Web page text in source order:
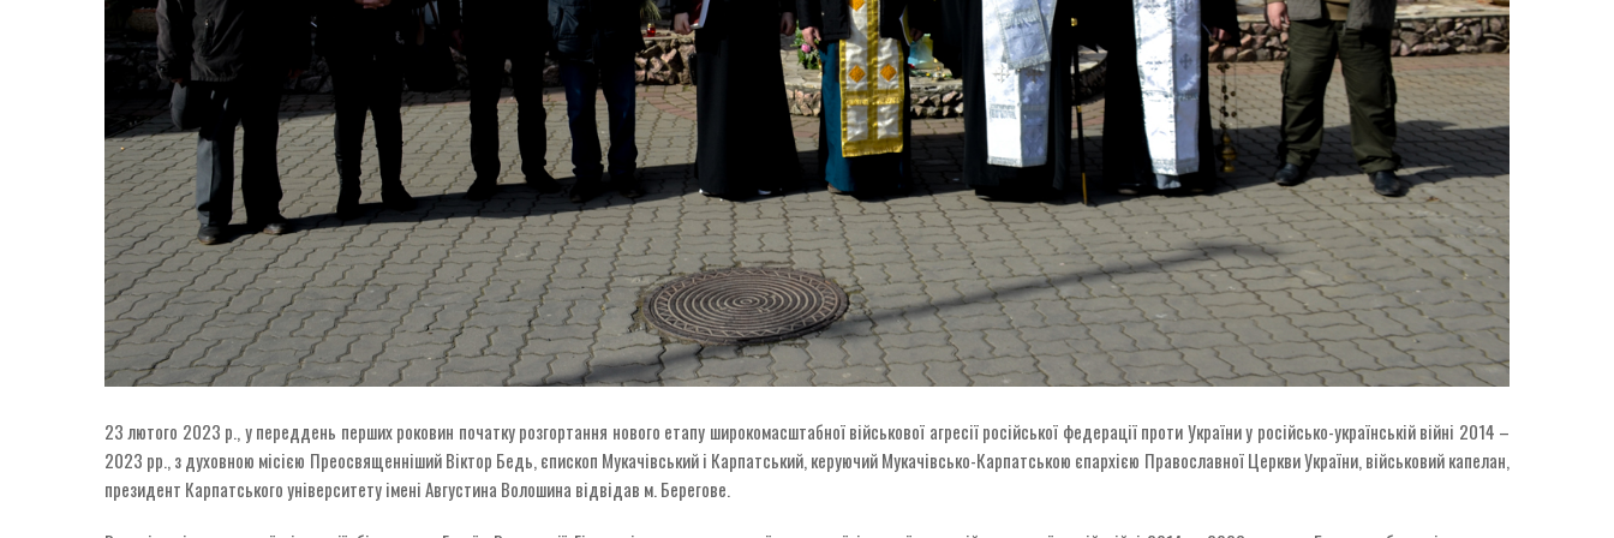
23 лютого 2023 р., у переддень перших роковин початку розгортання нового етапу широкомасштабної військової агресії російської федерації проти України у російсько-українській війні 2014 –
2023 рр., з духовною місією Преосвященніший Віктор Бедь, єпископ Мукачівський і Карпатський, керуючий Мукачівсько-Карпатською єпархією Православної Церкви України, військовий капелан,
президент Карпатського університету імені Августина Волошина відвідав м. Берегове.